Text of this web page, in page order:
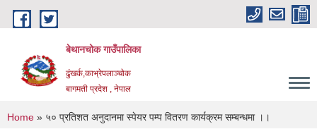
Skip to main content
बेथानचोक गाउँपालिका
ढुंखर्क,काभ्रेपलाञ्चाेक
बागमती प्रदेश , नेपाल
You are here
Home » ५० प्रतिशत अनुदानमा स्पेयर पम्प वितरण कार्यक्रम सम्बन्धमा ।।